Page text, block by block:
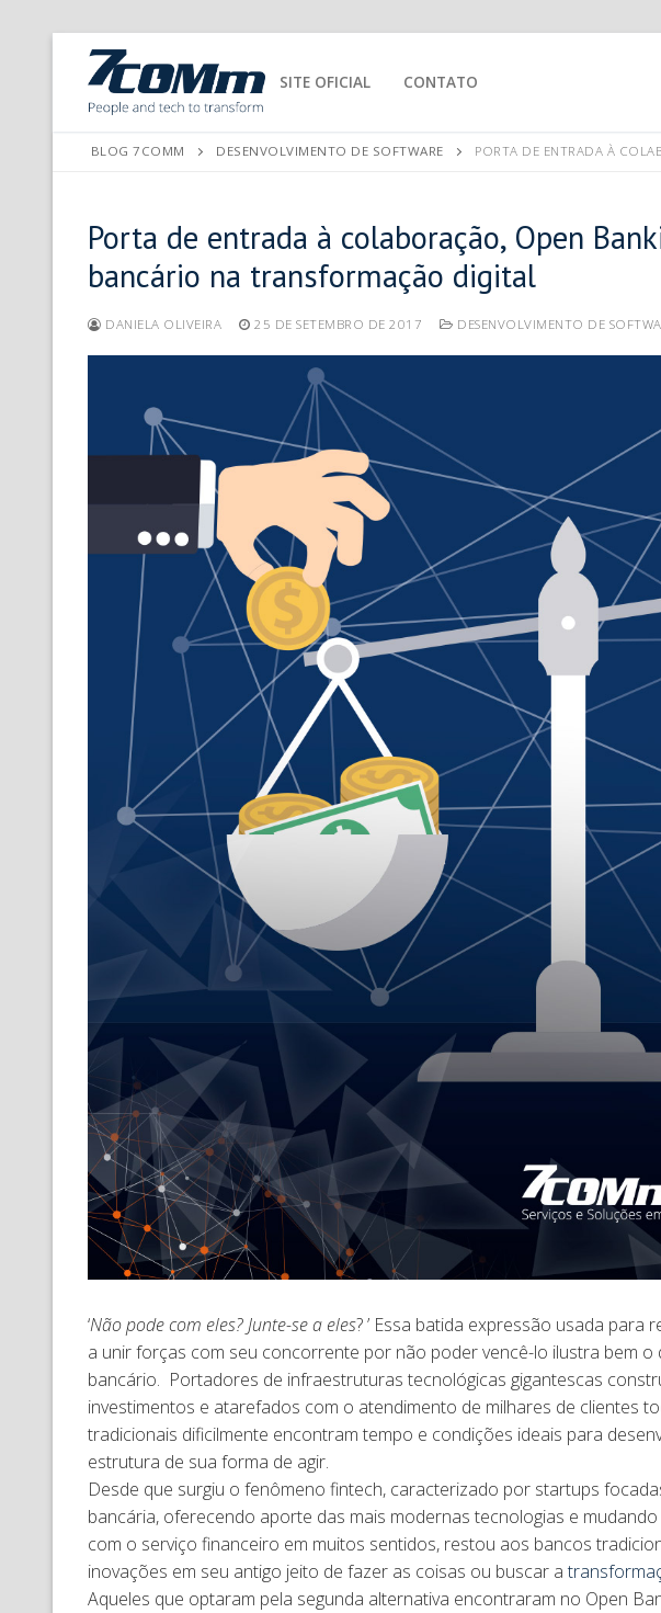
SITE OFICIAL CONTATO
BLOG 7COMM DESENVOLVIMENTO DE SOFTWARE PORTA DE ENTRADA À
Porta de entrada à colaboração, Open
bancário na transformação digital
DANIELA OLIVEIRA 25 DE SETEMBRO DE 2017 DESENVOLVIMENTO DE
‘Não pode com eles? Junte-se a eles? ’ Essa batida expressão usada
a unir forças com seu concorrente por não poder vencê-lo ilustra bem o
bancário. Portadores de infraestruturas tecnológicas gigantescas
investimentos e atarefados com o atendimento de milhares de clientes
tradicionais dificilmente encontram tempo e condições ideais para
estrutura de sua forma de agir.
Desde que surgiu o fenômeno fintech, caracterizado por startups
bancária, oferecendo aporte das mais modernas tecnologias e
com o serviço financeiro em muitos sentidos, restou aos bancos
inovações em seu antigo jeito de fazer as coisas ou buscar a
Aqueles que optaram pela segunda alternativa encontraram no Open